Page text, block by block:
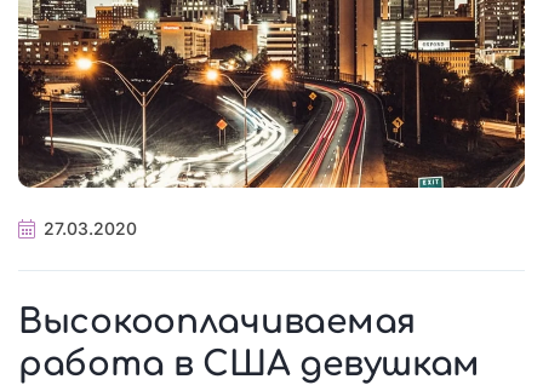
27.03.2020
Высокооплачиваемая
работа в США девушкам